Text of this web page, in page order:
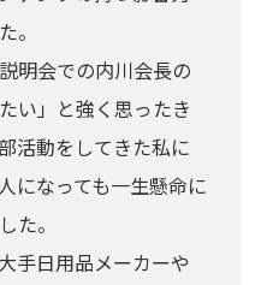
。
明会での内川会長の
い」と強く思ったき
活動をしてきた私に
になっても一生懸命に
た。
手日用品メーカーや